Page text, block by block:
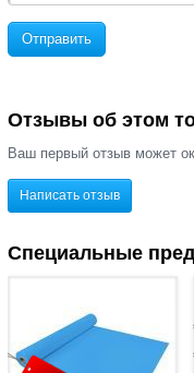
Отправить
Отзывы об этом
Ваш первый отзыв может
Написать отзыв
Специальные